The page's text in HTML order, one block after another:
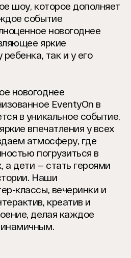
шоу, которое дополняет
событие
новогоднее
яркие
так и у его
новогоднее
EventyOn в
в уникальное событие,
впечатления у всех
атмосферу, где
погрузиться в
а дети — стать героями
Наши
классы, вечеринки и
креатив и
делая каждое